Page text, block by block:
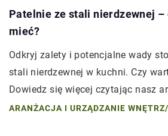
Patelnie ze stali nierdzewnej –
mieć?
Odkryj zalety i potencjalne wady
stali nierdzewnej w kuchni. Czy
Dowiedz się więcej czytając nasz
ARANŻACJA I URZĄDZANIE WNĘTRZ/